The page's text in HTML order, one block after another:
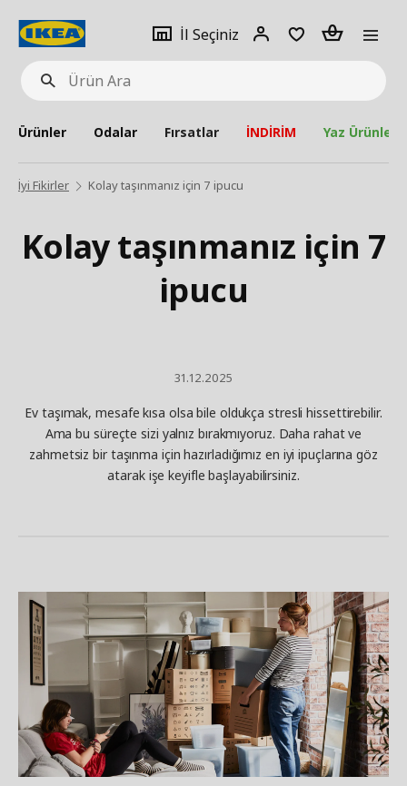
Ürün
Ara
İl Seçiniz
Giriş
Adet
Ürünler Odalar Fırsatlar İNDİRİM Yaz Ürünleri
İyi Fikirler Kolay taşınmanız için 7 ipucu
Kolay taşınmanız için 7
ipucu
31.12.2025
Ev taşımak, mesafe kısa olsa bile oldukça stresli hissettirebilir.
Ama bu süreçte sizi yalnız bırakmıyoruz. Daha rahat ve
zahmetsiz bir taşınma için hazırladığımız en iyi ipuçlarına göz
atarak işe keyifle başlayabilirsiniz.